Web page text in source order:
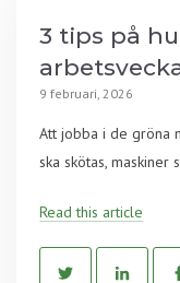
3 tips på
9 februari, 2026
Att jobba i de gröna
ska skötas,
Read this article